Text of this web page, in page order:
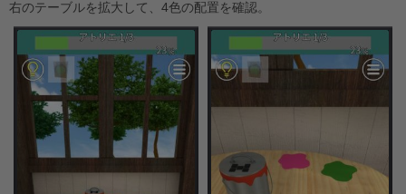
右のテーブルを拡大して、4色の配置を確認。